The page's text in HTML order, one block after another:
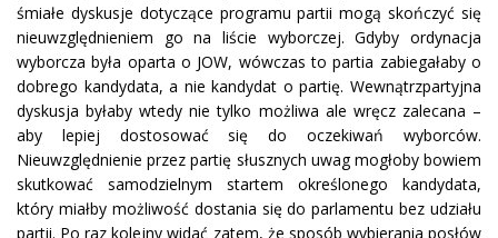
śmiałe dyskusje dotyczące programu partii mogą skończyć się
nieuwzględnieniem go na liście wyborczej. Gdyby ordynacja
wyborcza była oparta o JOW, wówczas to partia zabiegałaby o
dobrego kandydata, a nie kandydat o partię. Wewnątrzpartyjna
dyskusja byłaby wtedy nie tylko możliwa ale wręcz zalecana –
aby lepiej dostosować się do oczekiwań wyborców.
Nieuwzględnienie przez partię słusznych uwag mogłoby bowiem
skutkować samodzielnym startem określonego kandydata,
który miałby możliwość dostania się do parlamentu bez udziału
partii. Po raz kolejny widać zatem, że sposób wybierania posłów